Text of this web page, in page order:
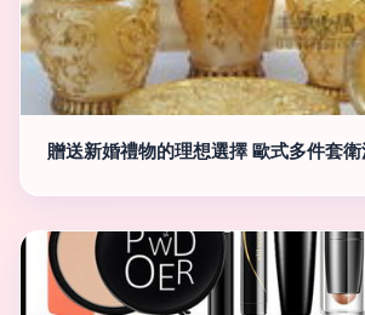
贈送新婚禮物的理想選擇 歐式多件套